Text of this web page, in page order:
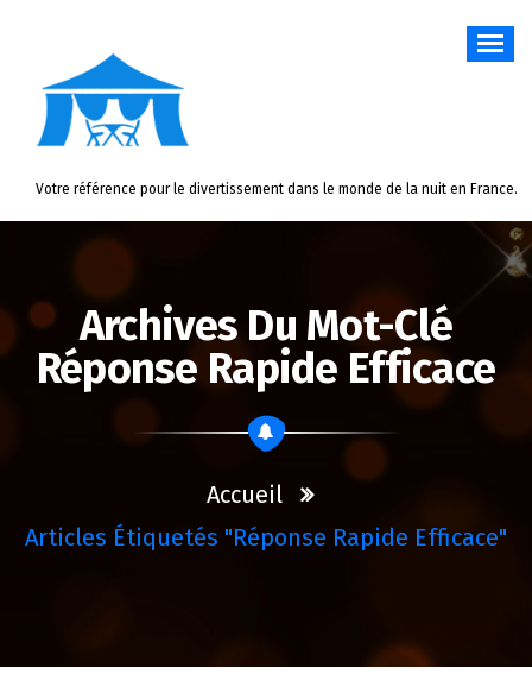
Votre référence pour le divertissement dans le monde de la nuit en France.
Archives Du Mot-Clé
Réponse Rapide Efficace
Accueil
Articles Étiquetés "réponse Rapide Efficace"